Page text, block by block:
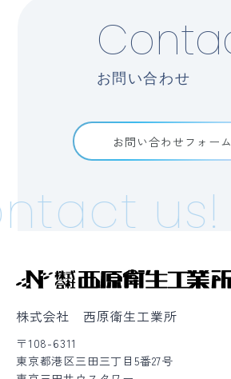
お問い合わせ
お問い合わせフォーム
us!
株式会社 西原衛生工業所
〒108-6311
東京都港区三田三丁目5番27号